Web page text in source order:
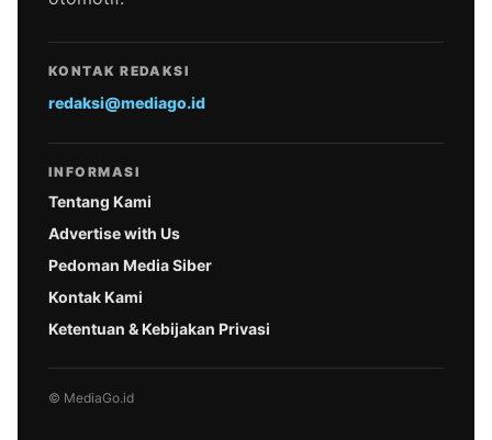
KONTAK REDAKSI
redaksi@mediago.id
INFORMASI
Tentang Kami
Advertise with Us
Pedoman Media Siber
Kontak Kami
Ketentuan & Kebijakan Privasi
© MediaGo.id